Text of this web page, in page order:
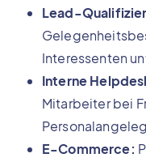
Lead-
Interessenten
Interne
Mitarbeiter bei
E-Commerce: